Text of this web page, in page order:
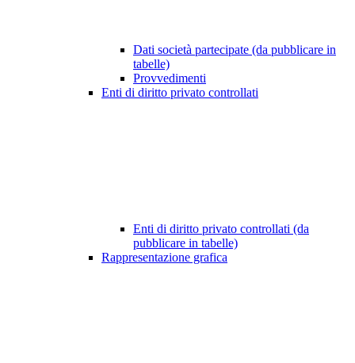
Dati società partecipate (da pubblicare in
tabelle)
Provvedimenti
Enti di diritto privato controllati
Enti di diritto privato controllati (da
pubblicare in tabelle)
Rappresentazione grafica